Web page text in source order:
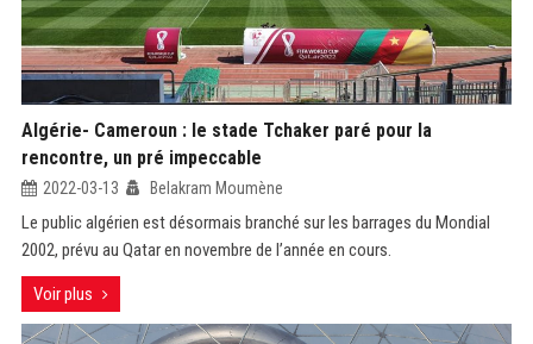
Algérie- Cameroun : le stade Tchaker paré pour la
rencontre, un pré impeccable
2022-03-13 Belakram Moumène
Le public algérien est désormais branché sur les barrages du Mondial
2002, prévu au Qatar en novembre de l’année en cours.
Voir plus